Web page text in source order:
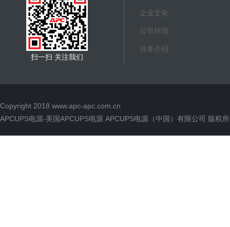
扫一扫 关注我们
企业文化
公司环境
业务介绍
Copyright 2018 www.apc-apc.com.cn
APCUPS电源-美国APCUPS电源 APCUPS电源（中国）有限公司 版权